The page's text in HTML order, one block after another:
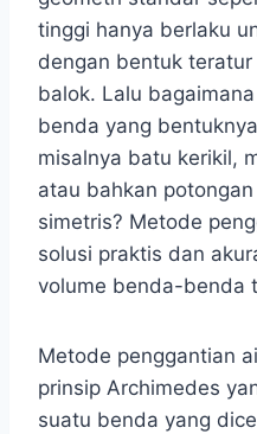
tinggi hanya berlaku
dengan bentuk
balok. Lalu
benda yang
misalnya batu kerikil,
atau bahkan
simetris? Metode
solusi praktis dan
volume benda-benda
Metode penggantian
prinsip Archimedes
suatu benda yang